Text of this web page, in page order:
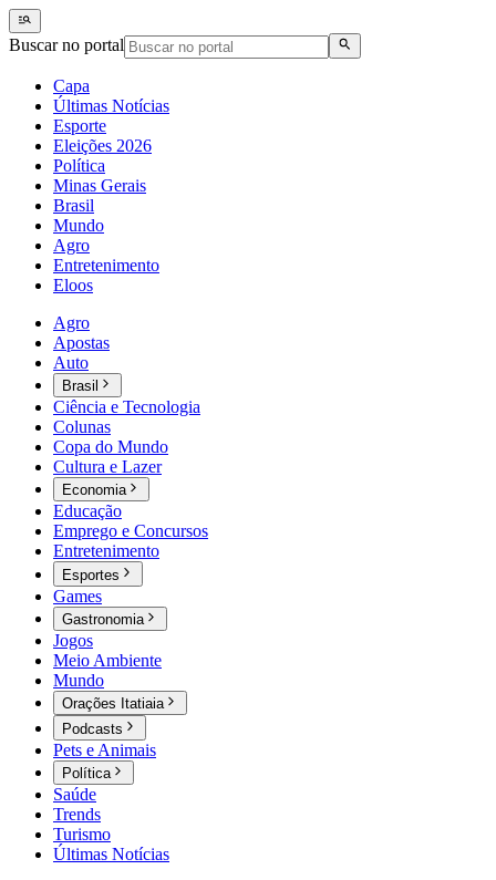
Buscar no portal
Capa
Últimas Notícias
Esporte
Eleições 2026
Política
Minas Gerais
Brasil
Mundo
Agro
Entretenimento
Eloos
Agro
Apostas
Auto
Brasil
Ciência e Tecnologia
Colunas
Copa do Mundo
Cultura e Lazer
Economia
Educação
Emprego e Concursos
Entretenimento
Esportes
Games
Gastronomia
Jogos
Meio Ambiente
Mundo
Orações Itatiaia
Podcasts
Pets e Animais
Política
Saúde
Trends
Turismo
Últimas Notícias